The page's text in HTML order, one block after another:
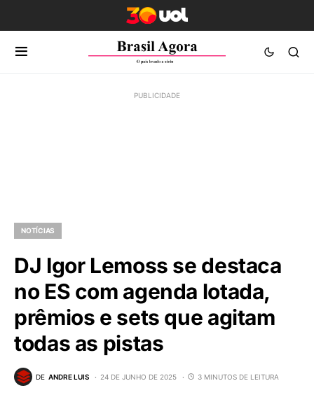
NOTÍCIAS
DJ Igor Lemoss se destaca
no ES com agenda lotada,
prêmios e sets que agitam
todas as pistas
DE ANDRE LUIS 24 DE JUNHO DE 2025 3 MINUTOS DE LEITURA